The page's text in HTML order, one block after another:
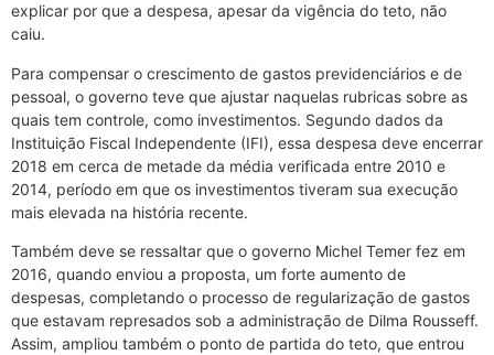
explicar por que a despesa, apesar da vigência do teto, não
caiu.
Para compensar o crescimento de gastos previdenciários e de
pessoal, o governo teve que ajustar naquelas rubricas sobre as
quais tem controle, como investimentos. Segundo dados da
Instituição Fiscal Independente (IFI), essa despesa deve encerrar
2018 em cerca de metade da média verificada entre 2010 e
2014, período em que os investimentos tiveram sua execução
mais elevada na história recente.
Também deve se ressaltar que o governo Michel Temer fez em
2016, quando enviou a proposta, um forte aumento de
despesas, completando o processo de regularização de gastos
que estavam represados sob a administração de Dilma Rousseff.
Assim, ampliou também o ponto de partida do teto, que entrou